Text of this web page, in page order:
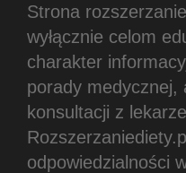
Strona
wyłącznie celom
charakter
porady medycznej,
konsultacji z
odpowiedzialności